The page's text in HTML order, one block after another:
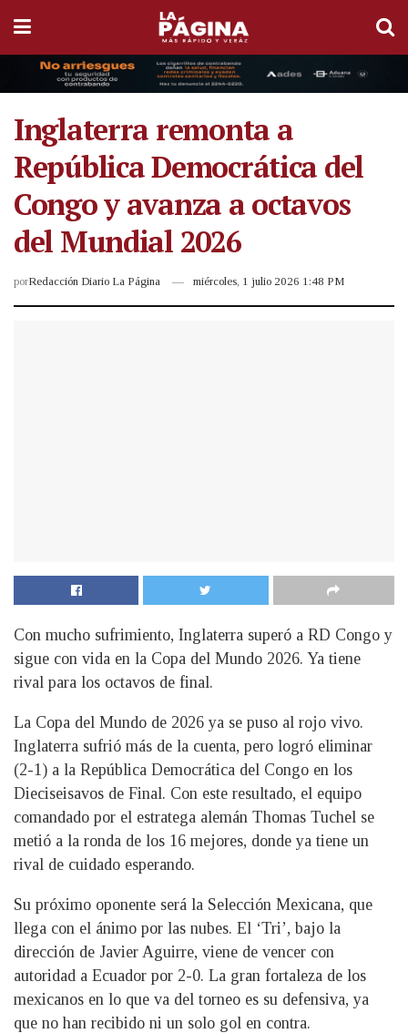
Inglaterra remonta a
República Democrática del
Congo y avanza a octavos
del Mundial 2026
porRedacción Diario La Página miércoles, 1 julio 2026 1:48 PM
Con mucho sufrimiento, Inglaterra superó a RD Congo y
sigue con vida en la Copa del Mundo 2026. Ya tiene
rival para los octavos de final.
La Copa del Mundo de 2026 ya se puso al rojo vivo.
Inglaterra sufrió más de la cuenta, pero logró eliminar
(2-1) a la República Democrática del Congo en los
Dieciseisavos de Final. Con este resultado, el equipo
comandado por el estratega alemán Thomas Tuchel se
metió a la ronda de los 16 mejores, donde ya tiene un
rival de cuidado esperando.
Su próximo oponente será la Selección Mexicana, que
llega con el ánimo por las nubes. El ‘Tri’, bajo la
dirección de Javier Aguirre, viene de vencer con
autoridad a Ecuador por 2-0. La gran fortaleza de los
mexicanos en lo que va del torneo es su defensiva, ya
que no han recibido ni un solo gol en contra.